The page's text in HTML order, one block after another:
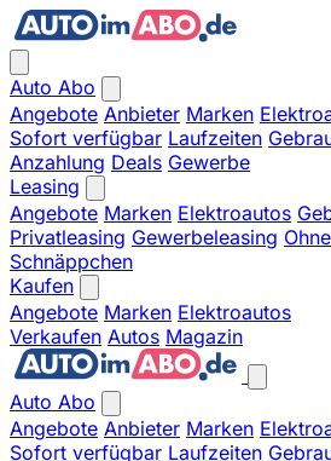
Auto Abo
Angebote Anbieter Marken
Sofort verfügbar Laufzeiten
Anzahlung Deals Gewerbe
Leasing
Angebote Marken Elektroautos
Privatleasing Gewerbeleasing
Schnäppchen
Kaufen
Angebote Marken Elektroautos
Verkaufen Autos Magazin
Auto Abo
Angebote Anbieter Marken
Sofort verfügbar Laufzeiten